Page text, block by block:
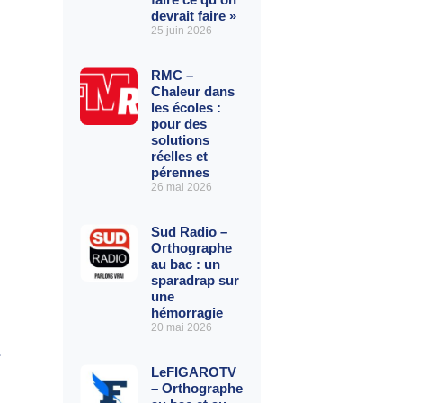
devrait faire »
25 juin 2026
RMC –
Chaleur dans
les écoles :
pour des
solutions
réelles et
pérennes
26 mai 2026
Sud Radio –
Orthographe
au bac : un
sparadrap sur
une
hémorragie
20 mai 2026
LeFIGAROTV
– Orthographe